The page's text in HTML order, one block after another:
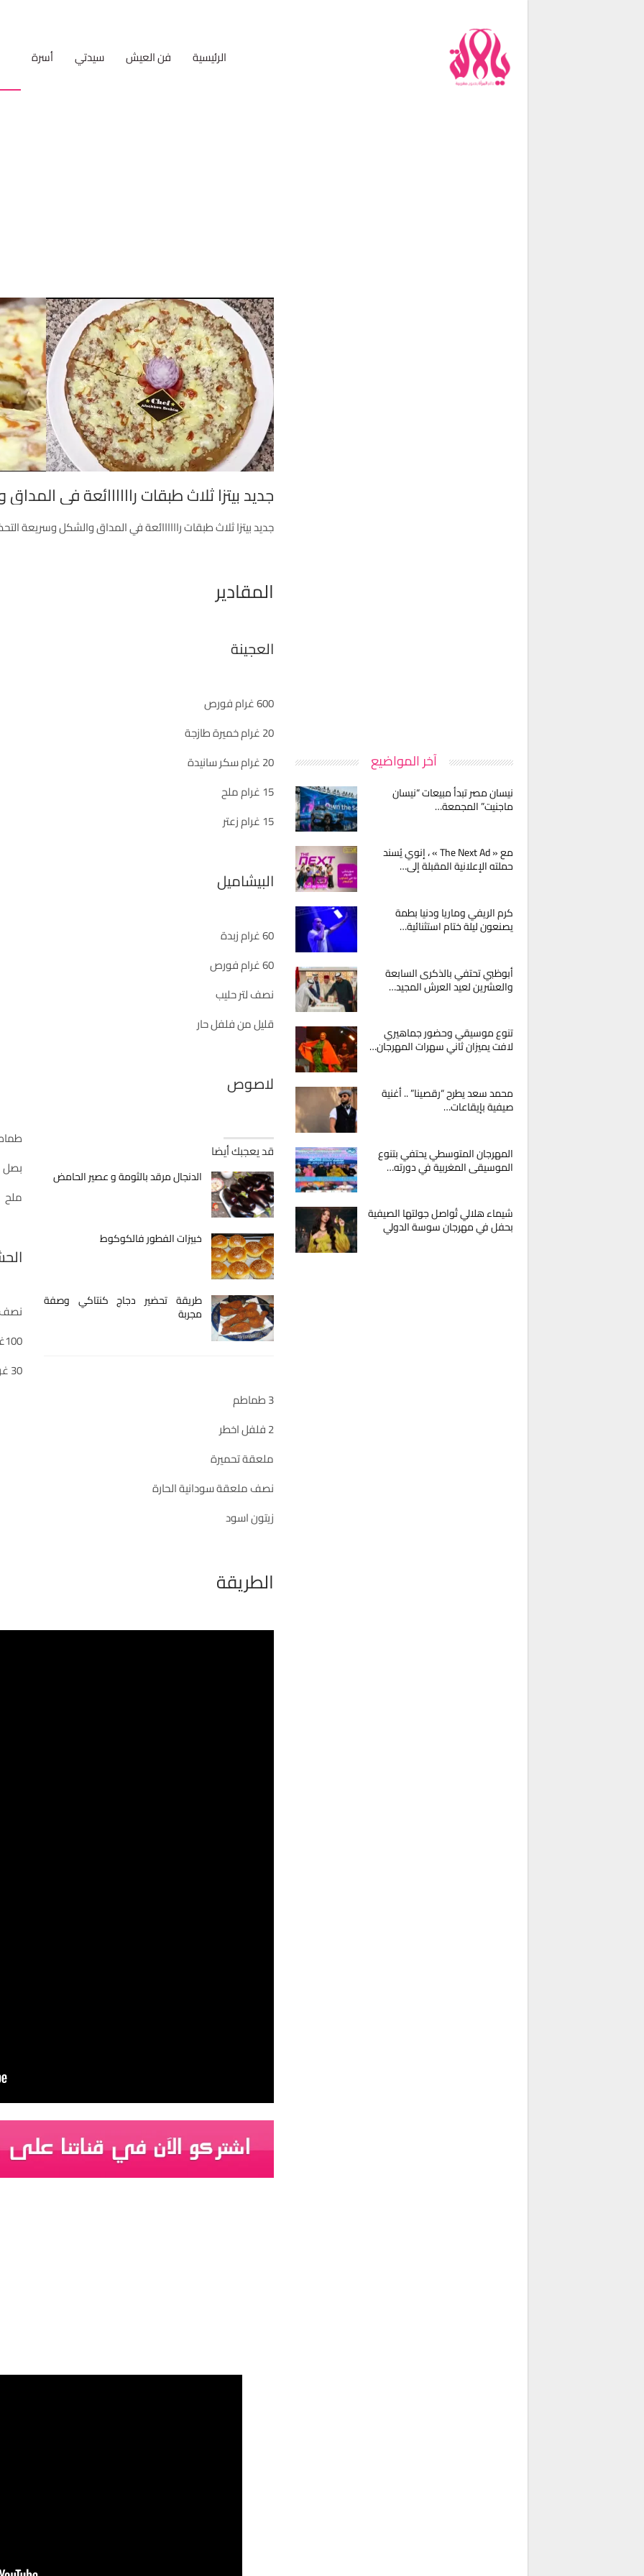
الرئيسية فن العيش سيدتي أسرة
جديد بيتزا ثلاث طبقات راااااائعة في
جديد بيتزا ثلاث طبقات راااااائعة في المداق والشكل وسريعة
المقادير
العجينة
600 غرام فورص
20 غرام خميرة طازجة
20 غرام سكر سانيدة
15 غرام ملح
15 غرام زعتر
البيشاميل
60 غرام زبدة
60 غرام فورص
نصف لتر حليب
قليل من فلفل حار
لاصوص
قد يعجبك أيضا
الدنجال مرقد بالثومة و عصير الحامض
خبيزات الفطور فالكوكوط
طريقة تحضير دجاج كنتاكي وصفة
مجربة
بصل
ملح
نصف
100غرام جبن احمر
30 غرام زيت الزيتون
3 طماطم
2 فلفل اخطر
ملعقة تحميرة
نصف ملعقة سودانية الحارة
زيتون اسود
الطريقة
آخر المواضيع
نيسان مصر تبدأ مبيعات “نيسان
ماجنيت” المجمعة…
مع « The Next Ad » ، إنوي يُسند
حملته الإعلانية المقبلة إلى…
كرم الريفي وماريا ودنيا بطمة
يصنعون ليلة ختام استثنائية…
أبوظبي تحتفي بالذكرى السابعة
والعشرين لعيد العرش المجيد…
تنوع موسيقي وحضور جماهيري
لافت يميزان ثاني سهرات المهرجان…
محمد سعد يطرح “رقصينا” .. أغنية
صيفية بإيقاعات…
المهرجان المتوسطي يحتفي بتنوع
الموسيقى المغربية في دورته…
شيماء هلالي تُواصل جولتها الصيفية
بحفل في مهرجان سوسة الدولي